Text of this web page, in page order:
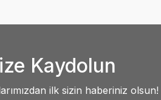
veya görüntülenemiyor.
olmalı.
Kaydolun
ilk sizin haberiniz olsun!